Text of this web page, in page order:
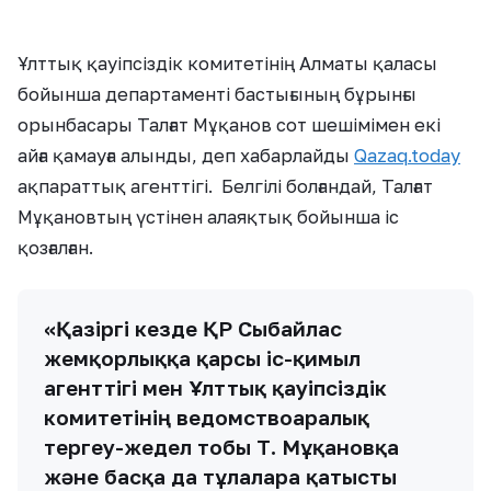
Ұлттық қауіпсіздік комитетінің Алматы қаласы
бойынша департаменті бастығының бұрынғы
орынбасары Талғат Мұқанов сот шешімімен екі
айға қамауға алынды, деп хабарлайды Qazaq.today
ақпараттық агенттігі. Белгілі болғандай, Талғат
Мұқановтың үстінен алаяқтық бойынша іс
қозғалған.
«Қазіргі кезде ҚР Сыбайлас
жемқорлыққа қарсы іс-қимыл
агенттігі мен Ұлттық қауіпсіздік
комитетінің ведомствоаралық
тергеу-жедел тобы Т. Мұқановқа
және басқа да тұлғаларға қатысты